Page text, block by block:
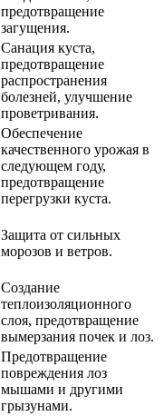
предотвращение
загущения.
Санация куста,
предотвращение
распространения
болезней, улучшение
проветривания.
Обеспечение
качественного урожая в
следующем году,
предотвращение
перегрузки куста.
Защита от сильных
морозов и ветров.
Создание
теплоизоляционного
слоя, предотвращение
вымерзания почек и лоз.
Предотвращение
повреждения лоз
мышами и другими
грызунами.